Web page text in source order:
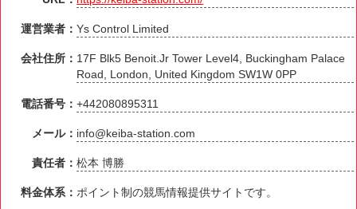
運営業者：Ys Control Limited
会社住所： 17F Blk5 Benoit.Jr Tower Level4, Buckingham Palace
Road, London, United Kingdom SW1W 0PP
電話番号：+442080895311
メール： info@keiba-station.com
責任者：松本 博勝
料金体系： ポイント制の競馬情報提供サイトです。